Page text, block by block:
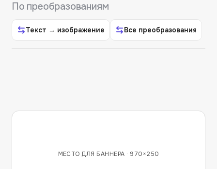
По преобразованиям
Текст → изображение Все преобразования
МЕСТО ДЛЯ БАННЕРА · 970×250